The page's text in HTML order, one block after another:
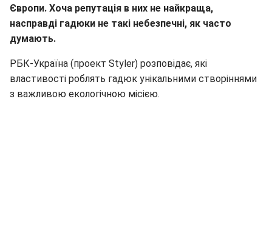
Європи. Хоча репутація в них не найкраща,
насправді гадюки не такі небезпечні, як часто
думають.
РБК-Україна (проект Styler) розповідає, які
властивості роблять гадюк унікальними створіннями
з важливою екологічною місією.